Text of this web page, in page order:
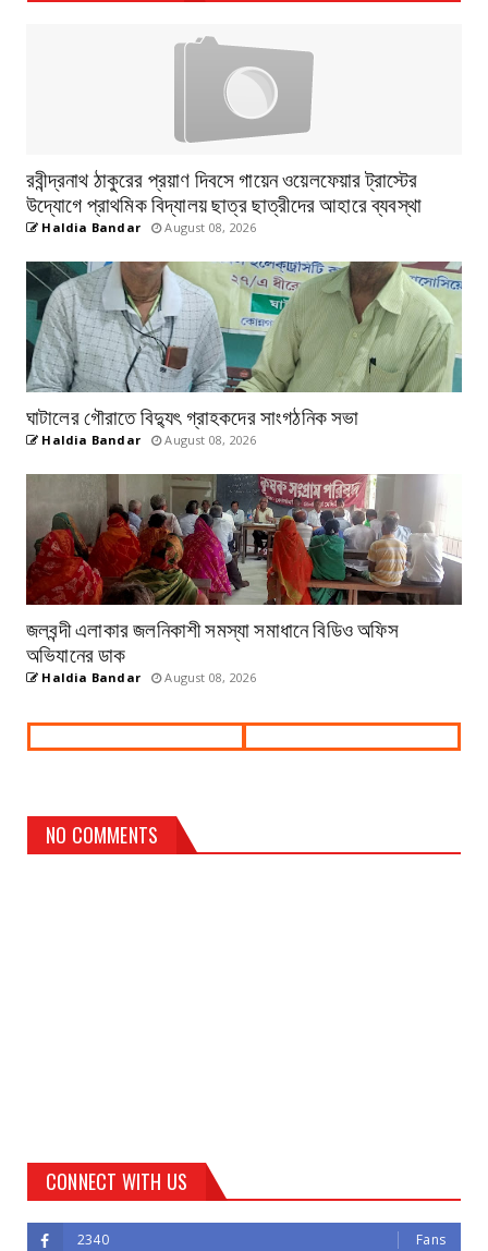
রবীন্দ্রনাথ ঠাকুরের প্রয়াণ দিবসে গায়েন ওয়েলফেয়ার ট্রাস্টের
উদ্যোগে প্রাথমিক বিদ্যালয় ছাত্র ছাত্রীদের আহারে ব্যবস্থা
Haldia Bandar August 08, 2026
ঘাটালের গৌরাতে বিদ্যুৎ গ্রাহকদের সাংগঠনিক সভা
Haldia Bandar August 08, 2026
জলবন্দী এলাকার জলনিকাশী সমস্যা সমাধানে বিডিও অফিস
অভিযানের ডাক
Haldia Bandar August 08, 2026
NO COMMENTS
CONNECT WITH US
2340 Fans